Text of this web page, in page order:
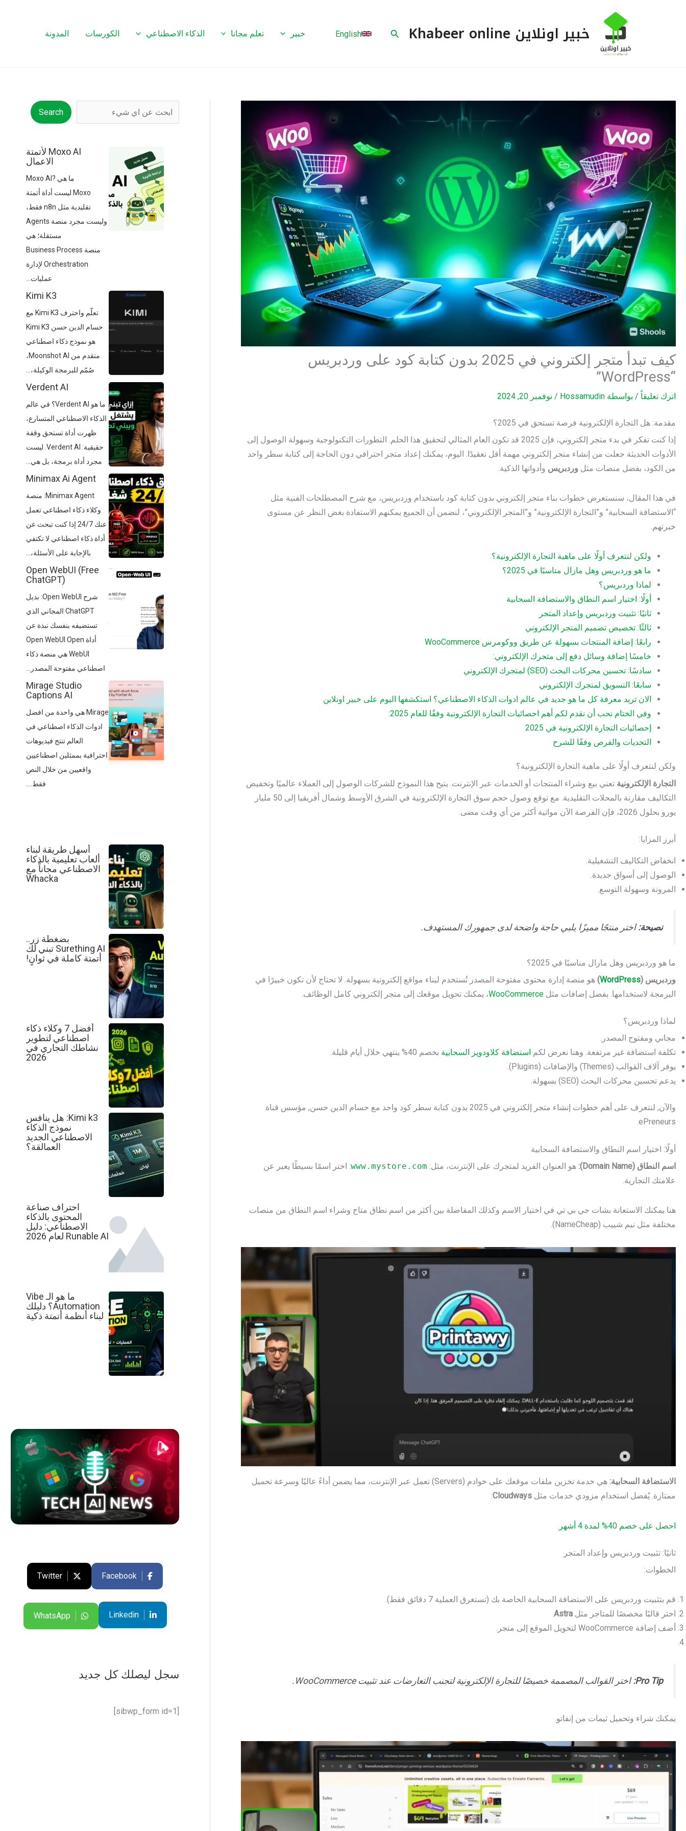
خبير اونلاين Khabeer online البحث English خبير تعلم مجانا الذكاء الاصطناعي الكورسات المدونة
كيف تبدأ متجر إلكتروني في 2025 بدون كتابة كود على وردبريس
“WordPress”
اترك تعليقاً / بواسطة Hossamudin
/ نوفمبر 20, 2024
مقدمة: هل التجارة الإلكترونية فرصة تستحق في 2025؟
إذا كنت تفكر في بدء متجر إلكتروني، فإن 2025 قد تكون العام المثالي لتحقيق هذا الحلم. التطورات التكنولوجية وسهولة الوصول إلى
الأدوات الحديثة جعلت من إنشاء متجر إلكتروني مهمة أقل تعقيدًا. اليوم، يمكنك إعداد متجر احترافي دون الحاجة إلى كتابة سطر واحد
من الكود، بفضل منصات مثل وردبريس وأدواتها الذكية.
في هذا المقال، سنستعرض خطوات بناء متجر إلكتروني بدون كتابة كود باستخدام وردبريس، مع شرح المصطلحات الفنية مثل
“الاستضافة السحابية” و”التجارة الإلكترونية” و”المتجر الإلكتروني”، لنضمن أن الجميع يمكنهم الاستفادة بغض النظر عن مستوى
خبرتهم.
ولكن لنتعرف أولًا على ماهية التجارة الإلكترونية؟
ما هو وردبريس وهل مازال مناسبًا في 2025؟
لماذا وردبريس؟
أولًا: اختيار اسم النطاق والاستضافة السحابية
ثانيًا: تثبيت وردبريس وإعداد المتجر
ثالثًا: تخصيص تصميم المتجر الإلكتروني
رابعًا: إضافة المنتجات بسهولة عن طريق ووكومرس WooCommerce
خامسًا إضافة وسائل دفع إلى متجرك الإلكتروني:
سادسًا: تحسين محركات البحث (SEO) لمتجرك الإلكتروني
سابعًا: التسويق لمتجرك الإلكتروني
الان تريد معرفة كل ما هو جديد في عالم ادوات الذكاء الاصطناعي؟ استكشفها اليوم على خبير اونلاين
وفي الختام نحب أن نقدم لكم أهم احصائيات التجارة الإلكترونية وفقًا للعام 2025:
إحصائيات التجارة الإلكترونية في 2025
التحديات والفرص وفقًا للشرح
ولكن لنتعرف أولًا على ماهية التجارة الإلكترونية؟
التجارة الإلكترونية تعني بيع وشراء المنتجات أو الخدمات عبر الإنترنت. يتيح هذا النموذج للشركات الوصول إلى العملاء عالميًا وتخفيض
التكاليف مقارنة بالمحلات التقليدية. مع توقع وصول حجم سوق التجارة الإلكترونية في الشرق الأوسط وشمال أفريقيا إلى 50 مليار
يورو بحلول 2026، فإن الفرصة الآن مواتية أكثر من أي وقت مضى.
أبرز المزايا:
انخفاض التكاليف التشغيلية.
الوصول إلى أسواق جديدة.
المرونة وسهولة التوسع.
نصيحة:اختر منتجًا مميزًا يلبي حاجة واضحة لدى جمهورك المستهدف.
ما هو وردبريس وهل مازال مناسبًا في 2025؟
وردبريس (WordPress
) هو منصة إدارة محتوى مفتوحة المصدر تُستخدم لبناء مواقع إلكترونية بسهولة. لا تحتاج لأن تكون خبيرًا في
البرمجة لاستخدامها. بفضل إضافات مثل WooCommerce، يمكنك تحويل موقعك إلى متجر إلكتروني كامل الوظائف.
لماذا وردبريس؟
مجاني ومفتوح المصدر.
تكلفة استضافة غير مرتفعة. وهنا نعرض لكم استضافة كلاودويز السحابية بخصم 40% ينتهي خلال أيام قليلة.
يوفر آلاف القوالب (Themes) والإضافات (Plugins).
يدعم تحسين محركات البحث (SEO) بسهولة.
والآن, لنتعرف على أهم خطوات إنشاء متجر إلكتروني في 2025 بدون كتابة سطر كود واحد مع حسام الدين حسن, مؤسس قناة
ePreneurs.
أولًا: اختيار اسم النطاق والاستضافة السحابية
اسم النطاق (Domain Name):
هو العنوان الفريد لمتجرك على الإنترنت، مثل: www.mystore.com . اختر اسمًا بسيطًا يعبر عن
علامتك التجارية.
هنا يمكنك الاستعانة بشات جي بي تي في اختيار الاسم وكذلك المفاضلة بين أكثر من اسم نطاق متاح وشراء اسم النطاق من منصات
مختلفة مثل نيم شييب (NameCheap).
الاستضافة السحابية:
هي خدمة تخزين ملفات موقعك على خوادم (Servers) تعمل عبر الإنترنت، مما يضمن أداءً عاليًا وسرعة تحميل
ممتازة. يُفضل استخدام مزودي خدمات مثل Cloudways
:
احصل على خصم 40% لمدة 4 أشهر
ثانيًا: تثبيت وردبريس وإعداد المتجر
الخطوات:
قم بتثبيت وردبريس على الاستضافة السحابية الخاصة بك (تستغرق العملية 7 دقائق فقط).
اختر قالبًا مخصصًا للمتاجر مثل Astra
.
أضف إضافة WooCommerce لتحويل الموقع إلى متجر.
Pro Tip: اختر القوالب المصممة خصيصًا للتجارة الإلكترونية لتجنب التعارضات عند تثبيت WooCommerce.
يمكنك شراء وتحميل ثيمات من إنفاتو.
البحث Search
Moxo AI لأتمتة
الاعمال
ما هي Moxo AI?
Moxo ليست أداة أتمتة
تقليدية مثل n8n فقط،
وليست مجرد منصة Agents
مستقلة؛ هي
منصة Business Process
Orchestration لإدارة
عمليات...
Kimi K3
تعلّم واحترف Kimi K3 مع
حسام الدين حسن Kimi K3
هو نموذج ذكاء اصطناعي
متقدم من Moonshot AI،
صُمّم للبرمجة الوكيلة،...
Verdent AI
ما هو Verdent AI؟ في عالم
الذكاء الاصطناعي المتسارع،
ظهرت أداة تستحق وقفة
حقيقية: Verdent AI. ليست
مجرد أداة برمجة، بل هي...
Minimax Ai Agent
Minimax Agent: منصة
وكلاء ذكاء اصطناعي تعمل
عنك 24/7 إذا كنت تبحث عن
أداة ذكاء اصطناعي لا تكتفي
بالإجابة على الأسئلة،...
Open WebUI (Free
ChatGPT)
شرح Open WebUI: بديل
ChatGPT المجاني الذي
تستضيفه بنفسك نبذة عن
أداة Open WebUI Open
WebUI هي منصة ذكاء
اصطناعي مفتوحة المصدر...
Mirage Studio
Captions AI
Mirage هي واحدة من افضل
ادوات الذكاء اصطناعي في
العالم تنتج فيديوهات
احترافية بممثلين اصطناعيين
واقعيين من خلال النص
فقط....
أسهل طريقة لبناء
ألعاب تعليمية بالذكاء
الاصطناعي مجاناً مع
Whacka
بضغطة زر..
Surething AI تبني لك
أتمتة كاملة في ثوانٍ!
أفضل 7 وكلاء ذكاء
اصطناعي لتطوير
نشاطك التجاري في
2026
Kimi k3: هل ينافس
نموذج الذكاء
الاصطناعي الجديد
العمالقة؟
احتراف صناعة
المحتوى بالذكاء
الاصطناعي: دليل
Runable AI لعام 2026
ما هو الـ Vibe
Automation؟ دليلك
لبناء أنظمة أتمتة ذكية
Facebook
Twitter
Linkedin
WhatsApp
سجل ليصلك كل جديد